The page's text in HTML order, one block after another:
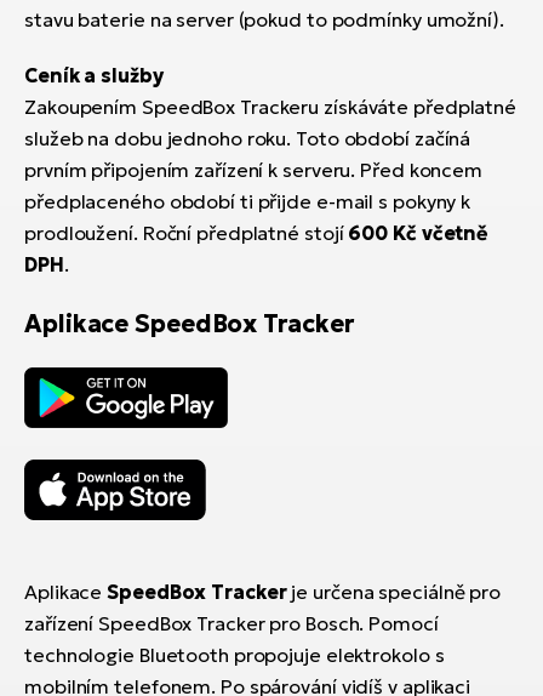
stavu baterie na server (pokud to podmínky umožní).
Ceník a služby
Zakoupením SpeedBox Trackeru získáváte předplatné
služeb na dobu jednoho roku. Toto období začíná
prvním připojením zařízení k serveru. Před koncem
předplaceného období ti přijde e-mail s pokyny k
prodloužení. Roční předplatné stojí 600 Kč včetně
DPH.
Aplikace SpeedBox Tracker
AplikaceSpeedBox Trackerje určena speciálně pro
zařízení SpeedBox Tracker pro Bosch. Pomocí
technologie Bluetooth propojuje elektrokolo s
mobilním telefonem. Po spárování vidíš v aplikaci